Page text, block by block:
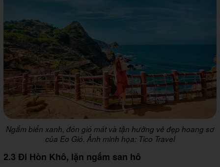
Ngắm biển xanh, đón gió mát và tận hưởng vẻ đẹp hoang sơ
của Eo Gió. Ảnh minh họa: Tico Travel
2.3 Đi Hòn Khô, lặn ngắm san hô